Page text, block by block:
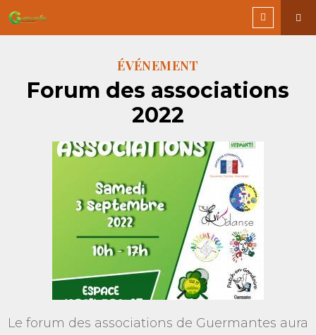
ÉVÉNEMENT
Forum des associations
2022
Le forum des associations de Guermantes aura